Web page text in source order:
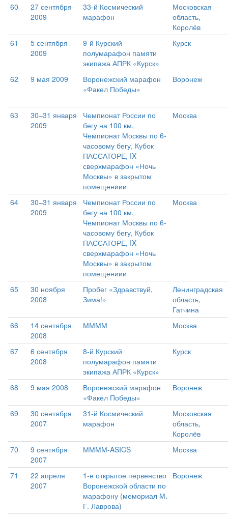
60
27 сентября
2009
33-й Космический
марафон
Московская
область,
Королёв
61
5 сентября
2009
9-й Курский
полумарафон памяти
экипажа АПРК «Курск»
Курск
62 9 мая 2009
Воронежский марафон
«Факел Победы»
Воронеж
63
30–31 января
2009
Чемпионат России по
бегу на 100 км,
Чемпионат Москвы по 6-
часовому бегу, Кубок
ПАССАТОРЕ, IX
сверхмарафон «Ночь
Москвы» в закрытом
помещениии
Москва
64
30–31 января
2009
Чемпионат России по
бегу на 100 км,
Чемпионат Москвы по 6-
часовому бегу, Кубок
ПАССАТОРЕ, IX
сверхмарафон «Ночь
Москвы» в закрытом
помещениии
Москва
65
30 ноября
2008
Пробег «Здравствуй,
Зима!»
Ленинградская
область,
Гатчина
66
14 сентября
2008
ММММ Москва
67
6 сентября
2008
8-й Курский
полумарафон памяти
экипажа АПРК «Курск»
Курск
68 9 мая 2008
Воронежский марафон
«Факел Победы»
Воронеж
69
30 сентября
2007
31-й Космический
марафон
Московская
область,
Королёв
70
9 сентября
2007
ММММ-ASICS Москва
71
22 апреля
2007
1-е открытое первенство
Воронежской области по
марафону (мемориал М.
Г. Лаврова)
Воронеж